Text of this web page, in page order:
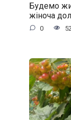
Будемо
жіноча
0